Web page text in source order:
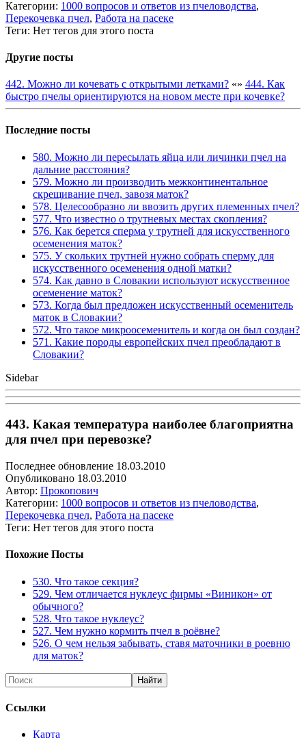
Категории: 1000 вопросов и ответов из пчеловодства,
Перекочевка пчел, Работа на пасеке
Теги: Нет тегов для этого поста
Другие посты
442. Можно ли кочевать с открытыми летками? «» 444. Как
быстро пчелы ориентируются на новом месте при кочевке?
Последние посты
580. Можно ли пересылать яйца или личинки пчел на
дальние расстояния?
579. Можно ли производить межконтинентальное
скрещивание пчел, завозя маток?
578. Целесообразно ли ввозить других племенных пчел?
577. Что известно о трутневых местах скопления?
576. Как берется сперма у трутней для искусственного
осеменения маток?
575. У скольких трутней нужно собрать сперму для
искусственного осеменения одной матки?
574. Как давно в Словакии используют искусственное
осеменение маток?
573. Когда был предложен искусственный осеменитель
маток в Словакии?
572. Что такое микроосеменитель и когда он был создан?
571. Какие породы европейских пчел преобладают в
Словакии?
Sidebar
443. Какая температура наиболее благоприятна
для пчел при перевозке?
Последнее обновление 18.03.2010
Опубликовано 18.03.2010
Автор: Прокопович
Категории: 1000 вопросов и ответов из пчеловодства,
Перекочевка пчел, Работа на пасеке
Теги: Нет тегов для этого поста
Похожие Посты
530. Что такое секция?
529. Чем отличается нуклеус фирмы «Виникон» от
обычного?
528. Что такое нуклеус?
527. Чем нужно кормить пчел в роёвне?
526. О чем нельзя забывать, ставя маточники в роевню
для маток?
Ссылки
Карта